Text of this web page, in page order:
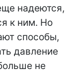
надеются,
к ним. Но
способы,
давление
не